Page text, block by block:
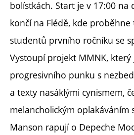
bolístkách. Start je v 17:00 na
končí na Flédě, kde
studentů prvního ročníku se
Vystoupí projekt MMNK,
progresivního punku s
a texty nasáklými cynismem,
melancholickým oplakáváním
Manson rapují o Depeche